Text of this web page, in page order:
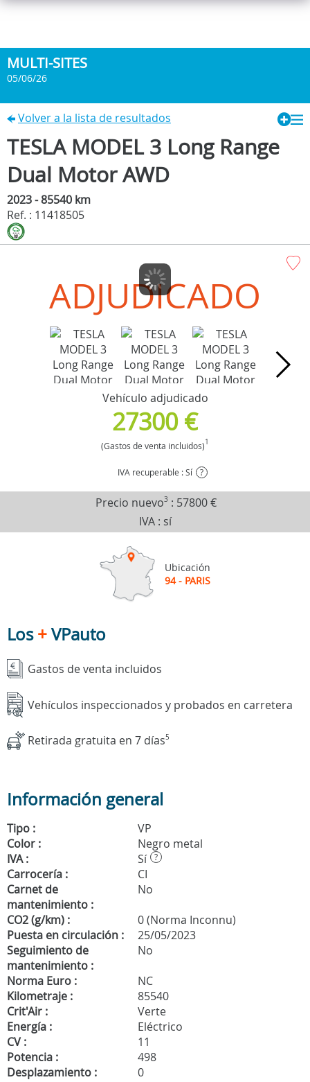
MULTI-SITES
05/06/26
Volver a la lista de resultados
TESLA MODEL 3 Long Range
Dual Motor AWD
2023 - 85540 km
Ref. : 11418505
ADJUDICADO
Vehículo adjudicado
27300 €
(Gastos de venta incluidos)1
IVA recuperable : Sí ?
Precio nuevo3 : 57800 €
IVA : sí
Ubicación
94 - PARIS
Los+VPauto
Gastos de venta incluidos
Vehículos inspeccionados y probados en carretera
Retirada gratuita en 7 días5
Información general
Tipo :
VP
Color :
Negro metal
IVA :
Sí ?
Carrocería :
CI
Carnet de
mantenimiento :
No
CO2 (g/km) :
0 (Norma Inconnu)
Puesta en circulación :
25/05/2023
Seguimiento de
mantenimiento :
No
Norma Euro :
NC
Kilometraje :
85540
Crit'Air :
Verte
Energía :
Eléctrico
CV :
11
Potencia :
498
Desplazamiento :
0